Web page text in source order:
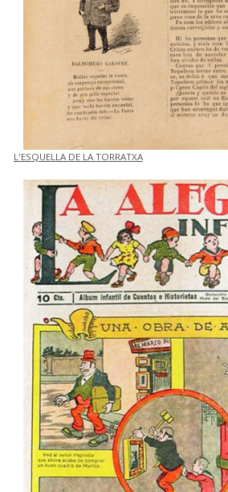
L'ESQUELLA DE LA TORRATXA